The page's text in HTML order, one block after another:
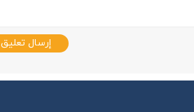
إرسال تعليق